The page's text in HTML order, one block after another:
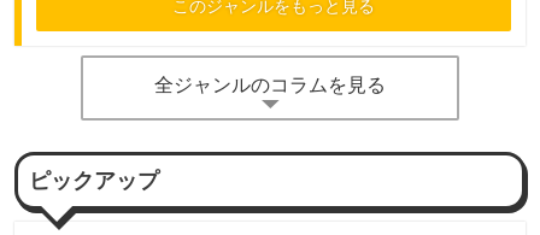
このジャンルをもっと見る
全ジャンルのコラムを見る
ピックアップ